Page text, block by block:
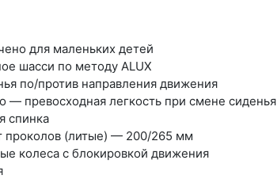
для маленьких детей
шасси по методу ALUX
по/против направления движения
— превосходная легкость при смене сиденья
спинка
проколов (литые) — 200/265 мм
колеса с блокировкой движения